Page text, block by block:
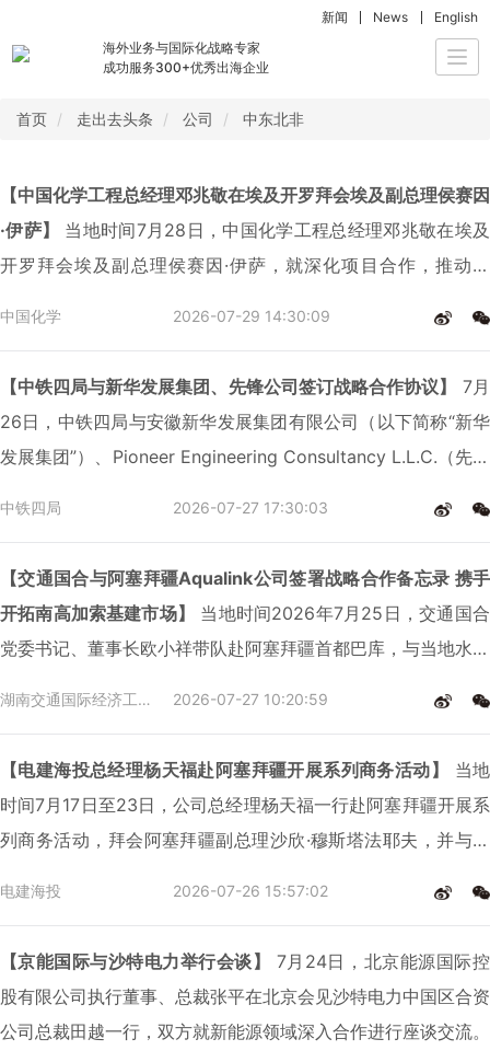
海外业务与国际化战略专家
成功服务300+优秀出海企业
新闻 News English
首页 走出去头条 公司 中东北非
【中国化学工程总经理邓兆敬在埃及开罗拜会埃及副总理侯赛因
·伊萨】
当地时间7月28日，中国化学工程总经理邓兆敬在埃及
开罗拜会埃及副总理侯赛因·伊萨，就深化项目合作，推动共
中国化学 2026-07-29 14:30:09
【中铁四局与新华发展集团、先锋公司签订战略合作协议】
7月
26日，中铁四局与安徽新华发展集团有限公司（以下简称“新华
发展集团”）、Pioneer Engineering Consultancy L.L.C.（先锋
中铁四局 2026-07-27 17:30:03
【交通国合与阿塞拜疆Aqualink公司签署战略合作备忘录 携手
开拓南高加索基建市场】
当地时间2026年7月25日，交通国合
党委书记、董事长欧小祥带队赴阿塞拜疆首都巴库，与当地水务
湖南交通国际经济工程合作有限公司 2026-07-27 10:20:59
【电建海投总经理杨天福赴阿塞拜疆开展系列商务活动】
当地
时间7月17日至23日，公司总经理杨天福一行赴阿塞拜疆开展系
列商务活动，拜会阿塞拜疆副总理沙欣·穆斯塔法耶夫，并与阿
电建海投 2026-07-26 15:57:02
【京能国际与沙特电力举行会谈】
7月24日，北京能源国际控
股有限公司执行董事、总裁张平在北京会见沙特电力中国区合资
公司总裁田越一行，双方就新能源领域深入合作进行座谈交流。